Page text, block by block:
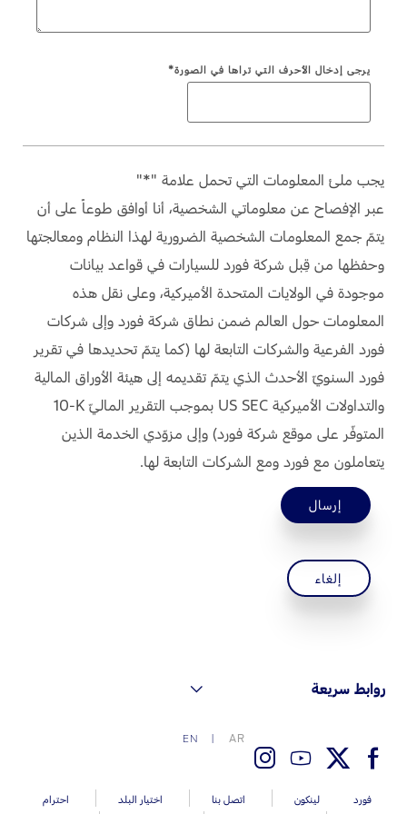
الامارات
العربية
المتحدة
اليمن
الضمان والتأمين
Ford Protect لمحة عامة عن
دعم المزامنة
تقنية 4 SYNC
أجزاء
قطع غيار فورد الأصلية
موتوركرافت
قطع مقلدة
اتصل بنا
الأسئلة الشائعة
يرجى إدخال الأحرف التي تراها في الصورة*
يجب ملئ المعلومات التي تحمل علامة "*"
عبر الإفصاح عن معلوماتي الشخصية، أنا أوافق طوعاً على أن
يتمّ جمع المعلومات الشخصية الضرورية لهذا النظام ومعالجتها
وحفظها من قِبل شركة فورد للسيارات في قواعد بيانات
موجودة في الولايات المتحدة الأميركية، وعلى نقل هذه
المعلومات حول العالم ضمن نطاق شركة فورد وإلى شركات
فورد الفرعية والشركات التابعة لها (كما يتمّ تحديدها في تقرير
فورد السنويّ الأحدث الذي يتمّ تقديمه إلى هيئة الأوراق المالية
والتداولات الأميركية US SEC بموجب التقرير الماليّ ‎10-K
المتوفّر على موقع شركة فورد) وإلى مزوّدي الخدمة الذين
يتعاملون مع فورد ومع الشركات التابعة لها.
إرسال
إلغاء
AR
EN
فورد لينكون اتصل بنا اختيار البلد احترام
روابط سريعة